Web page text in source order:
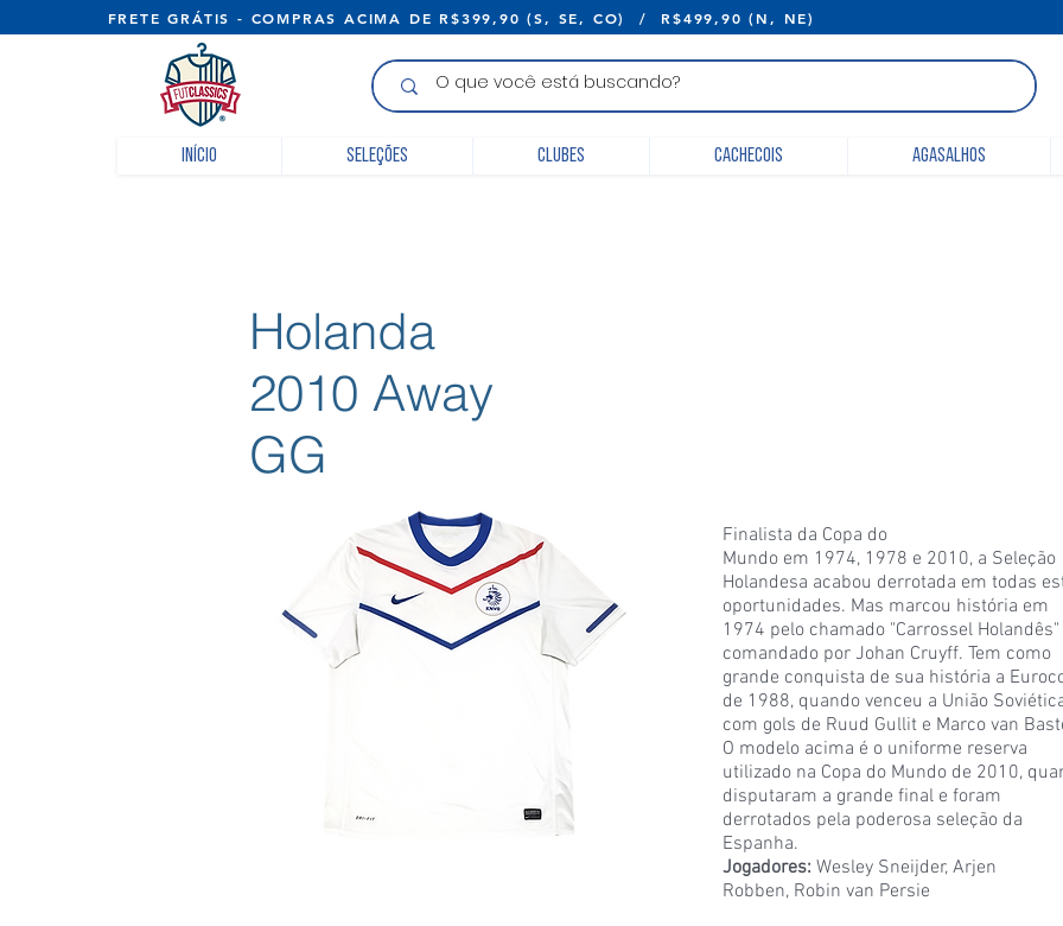
FRETE GRÁTIS - COMPRAS ACIMA DE R$399,90 (S, SE, CO) / R$499,90 (N,
Início Seleções Clubes Cachecois Agasalhos
Holanda
2010 Away
GG
Finalista da Copa do
Mundo em 1974, 1978 e 2010, a Seleção
Holandesa acabou derrotada em todas
oportunidades. Mas marcou história em
1974 pelo chamado "Carrossel Holandês"
comandado por Johan Cruyff. Tem como
grande conquista de sua história a
de 1988, quando venceu a União
com gols de Ruud Gullit e Marco van
O modelo acima é o uniforme reserva
utilizado na Copa do Mundo de 2010,
disputaram a grande final e foram
derrotados pela poderosa seleção da
Espanha.
Jogadores: Wesley Sneijder, Arjen
Robben, Robin van Persie